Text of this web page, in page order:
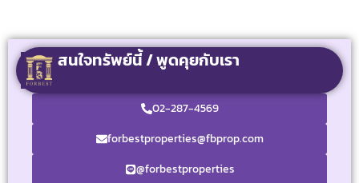
สนใจทรัพย์นี้ / พูดคุยกับเรา
02-287-4569
forbestproperties@fbprop.com
@forbestproperties